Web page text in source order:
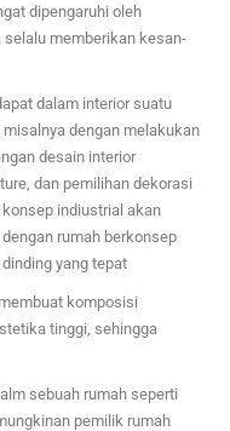
dipengaruhi oleh
selalu memberikan kesan-
dalam interior suatu
misalnya dengan melakukan
desain interior
dan pemilihan dekorasi
indiustrial akan
rumah berkonsep
yang tepat
komposisi
tinggi, sehingga
sebuah rumah seperti
pemilik rumah